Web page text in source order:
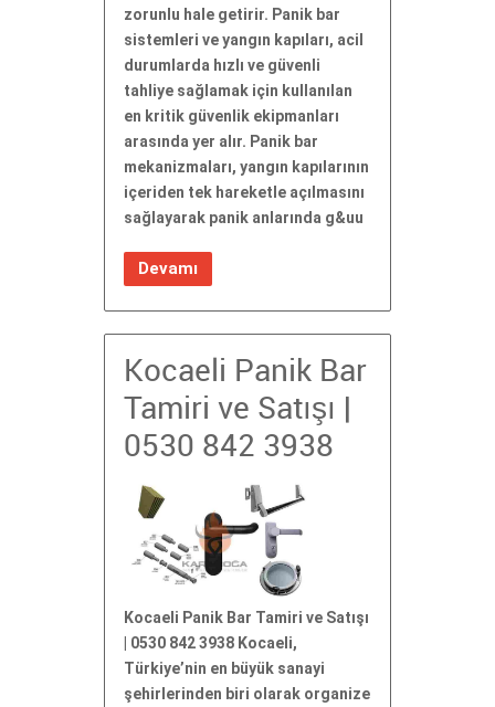
zorunlu hale getirir. Panik bar
sistemleri ve yangın kapıları, acil
durumlarda hızlı ve güvenli
tahliye sağlamak için kullanılan
en kritik güvenlik ekipmanları
arasında yer alır. Panik bar
mekanizmaları, yangın kapılarının
içeriden tek hareketle açılmasını
sağlayarak panik anlarında g&uu
Devamı
Kocaeli Panik Bar
Tamiri ve Satışı |
0530 842 3938
Kocaeli Panik Bar Tamiri ve Satışı
| 0530 842 3938 Kocaeli,
Türkiye’nin en büyük sanayi
şehirlerinden biri olarak organize